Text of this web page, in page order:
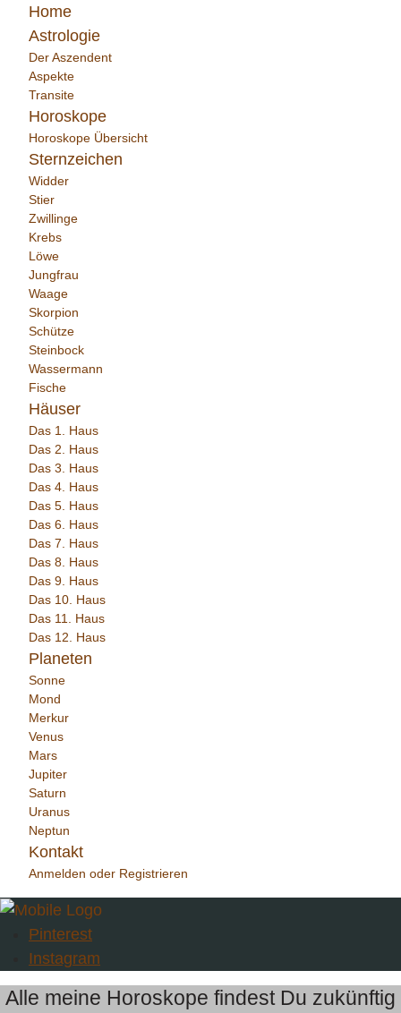
Home
Astrologie
Der Aszendent
Aspekte
Transite
Horoskope
Horoskope Übersicht
Sternzeichen
Widder
Stier
Zwillinge
Krebs
Löwe
Jungfrau
Waage
Skorpion
Schütze
Steinbock
Wassermann
Fische
Häuser
Das 1. Haus
Das 2. Haus
Das 3. Haus
Das 4. Haus
Das 5. Haus
Das 6. Haus
Das 7. Haus
Das 8. Haus
Das 9. Haus
Das 10. Haus
Das 11. Haus
Das 12. Haus
Planeten
Sonne
Mond
Merkur
Venus
Mars
Jupiter
Saturn
Uranus
Neptun
Kontakt
Anmelden oder Registrieren
Pinterest
Instagram
Alle meine Horoskope findest Du zukünftig